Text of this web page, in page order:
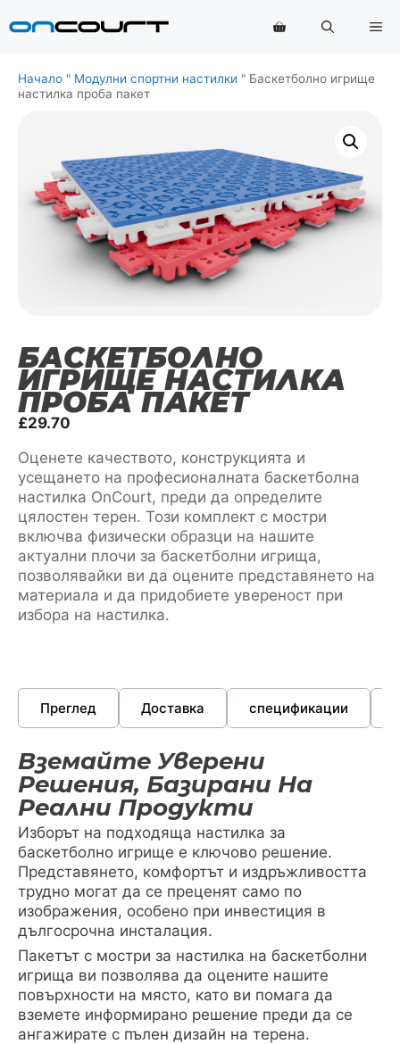
към
Начало " Модулни спортни настилки " Баскетболно игрище
настилка проба пакет
БАСКЕТБОЛНО
ИГРИЩЕ НАСТИЛКА
ПРОБА ПАКЕТ
£29.70
Оценете качеството, конструкцията и
усещането на професионалната баскетболна
настилка OnCourt, преди да определите
цялостен терен. Този комплект с мостри
включва физически образци на нашите
актуални плочи за баскетболни игрища,
позволявайки ви да оцените представянето на
материала и да придобиете увереност при
избора на настилка.
Преглед Доставка спецификации
Вземайте Уверени
Решения, Базирани На
Реални Продукти
Изборът на подходяща настилка за
баскетболно игрище е ключово решение.
Представянето, комфортът и издръжливостта
трудно могат да се преценят само по
изображения, особено при инвестиция в
дългосрочна инсталация.
Пакетът с мостри за настилка на баскетболни
игрища ви позволява да оцените нашите
повърхности на място, като ви помага да
вземете информирано решение преди да се
ангажирате с пълен дизайн на терена.